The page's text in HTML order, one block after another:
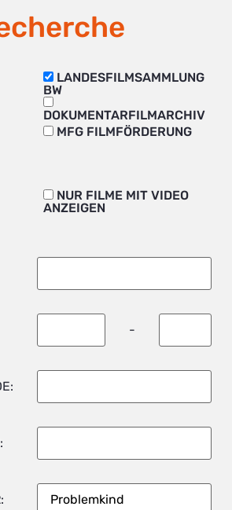
LANDESFILMSAMMLUNG
BW
DOKUMENTARFILMARCHIV
MFG FILMFÖRDERUNG
NUR FILME MIT VIDEO
ANZEIGEN
-